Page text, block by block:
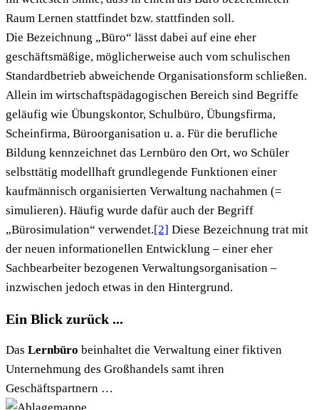
Raum Lernen stattfindet bzw. stattfinden soll.
Die Bezeichnung „Büro“ lässt dabei auf eine eher
geschäftsmäßige, möglicherweise auch vom schulischen
Standardbetrieb abweichende Organisationsform schließen.
Allein im wirtschaftspädagogischen Bereich sind Begriffe
geläufig wie Übungskontor, Schulbüro, Übungsfirma,
Scheinfirma, Büroorganisation u. a. Für die berufliche
Bildung kennzeichnet das Lernbüro den Ort, wo Schüler
selbsttätig modellhaft grundlegende Funktionen einer
kaufmännisch organisierten Verwaltung nachahmen (=
simulieren). Häufig wurde dafür auch der Begriff
„Bürosimulation“ verwendet.[2] Diese Bezeichnung trat mit
der neuen informationellen Entwicklung – einer eher
Sachbearbeiter bezogenen Verwaltungsorganisation –
inzwischen jedoch etwas in den Hintergrund.
Ein Blick zurück ...
Das Lernbüro beinhaltet die Verwaltung einer fiktiven
Unternehmung des Großhandels samt ihren
Geschäftspartnern …